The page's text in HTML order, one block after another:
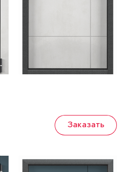
Заказать